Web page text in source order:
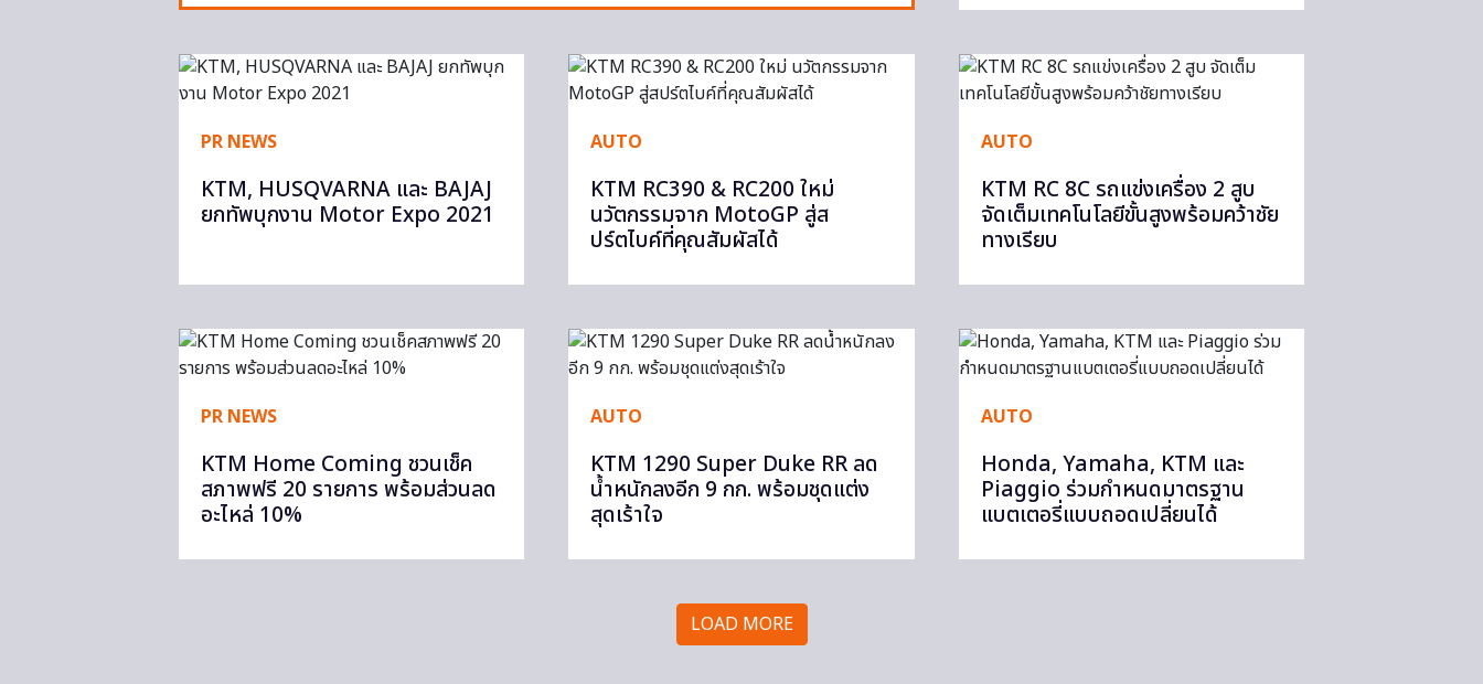
PR NEWS
KTM, HUSQVARNA และ BAJAJ
ยกทัพบุกงาน Motor Expo 2021
AUTO
KTM RC390 & RC200 ใหม่
นวัตกรรมจาก MotoGP สู่ส
ปร์ตไบค์ที่คุณสัมผัสได้
AUTO
KTM RC 8C รถแข่งเครื่อง 2 สูบ
จัดเต็มเทคโนโลยีขั้นสูงพร้อมคว้าชัย
ทางเรียบ
PR NEWS
KTM Home Coming ชวนเช็ค
สภาพฟรี 20 รายการ พร้อมส่วนลด
อะไหล่ 10%
AUTO
KTM 1290 Super Duke RR ลด
น้ำหนักลงอีก 9 กก. พร้อมชุดแต่ง
สุดเร้าใจ
AUTO
Honda, Yamaha, KTM และ
Piaggio ร่วมกำหนดมาตรฐาน
แบตเตอรี่แบบถอดเปลี่ยนได้
LOAD MORE